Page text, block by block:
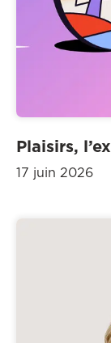
Plaisirs,
17 juin 2026